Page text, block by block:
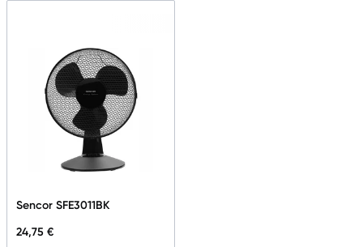
Sencor SFE3011BK
24,75 €